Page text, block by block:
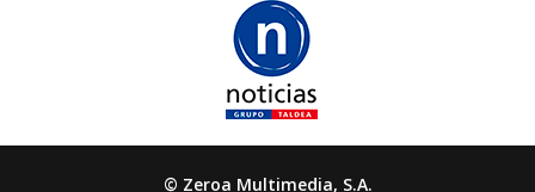
© Zeroa Multimedia, S.A.